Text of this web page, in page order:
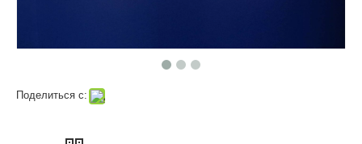
Поделиться с: